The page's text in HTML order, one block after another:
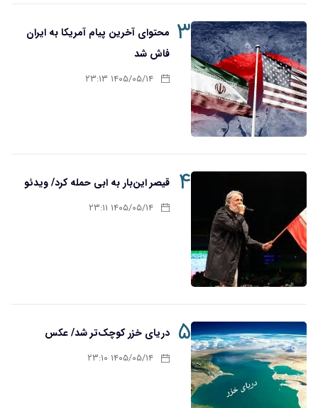
۳ محتوای آخرین پیام آمریکا به ایران
فاش شد
۱۴۰۵/۰۵/۱۴ ۲۳:۱۳
۴ قیصر این‌بار به ابی حمله کرد/ ویدئو
۱۴۰۵/۰۵/۱۴ ۲۳:۱۱
۵ دریای خزر کوچک‌تر شد/ عکس
۱۴۰۵/۰۵/۱۴ ۲۳:۱۰